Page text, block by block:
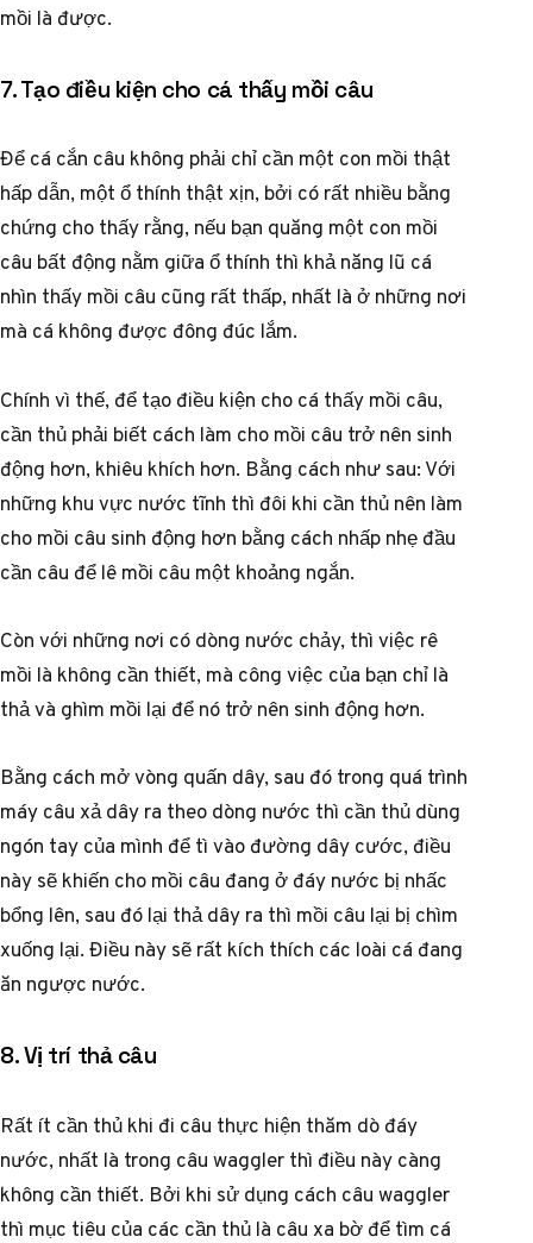
mồi là được.
7. Tạo điều kiện cho cá thấy mồi câu
Để cá cắn câu không phải chỉ cần một con mồi thật
hấp dẫn, một ổ thính thật xịn, bởi có rất nhiều bằng
chứng cho thấy rằng, nếu bạn quăng một con mồi
câu bất động nằm giữa ổ thính thì khả năng lũ cá
nhìn thấy mồi câu cũng rất thấp, nhất là ở những nơi
mà cá không được đông đúc lắm.
Chính vì thế, để tạo điều kiện cho cá thấy mồi câu,
cần thủ phải biết cách làm cho mồi câu trở nên sinh
động hơn, khiêu khích hơn. Bằng cách như sau: Với
những khu vực nước tĩnh thì đôi khi cần thủ nên làm
cho mồi câu sinh động hơn bằng cách nhấp nhẹ đầu
cần câu để lê mồi câu một khoảng ngắn.
Còn với những nơi có dòng nước chảy, thì việc rê
mồi là không cần thiết, mà công việc của bạn chỉ là
thả và ghìm mồi lại để nó trở nên sinh động hơn.
Bằng cách mở vòng quấn dây, sau đó trong quá trình
máy câu xả dây ra theo dòng nước thì cần thủ dùng
ngón tay của mình để tì vào đường dây cước, điều
này sẽ khiến cho mồi câu đang ở đáy nước bị nhấc
bổng lên, sau đó lại thả dây ra thì mồi câu lại bị chìm
xuống lại. Điều này sẽ rất kích thích các loài cá đang
ăn ngược nước.
8. Vị trí thả câu
Rất ít cần thủ khi đi câu thực hiện thăm dò đáy
nước, nhất là trong câu waggler thì điều này càng
không cần thiết. Bởi khi sử dụng cách câu waggler
thì mục tiêu của các cần thủ là câu xa bờ để tìm cá